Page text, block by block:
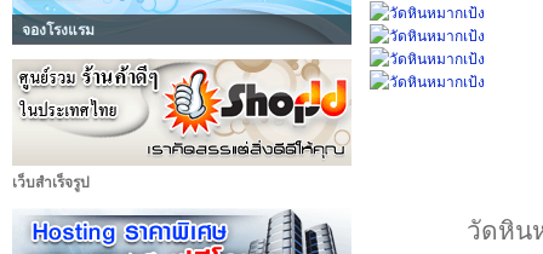
จองโรงแรม
เว็บสำเร็จรูป
วัดหิน